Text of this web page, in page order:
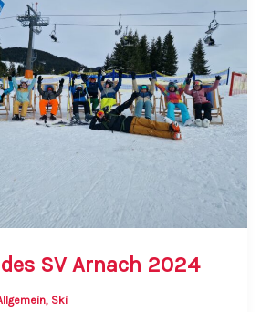
SV Arnach 2024
, Ski